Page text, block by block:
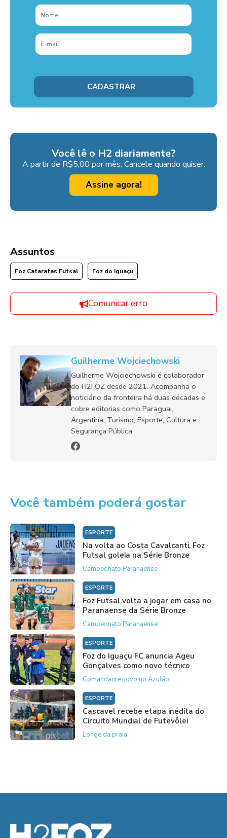
Você lê o H2 diariamente?
A partir de R$5,00 por mês. Cancele quando quiser.
Assine agora!
Assuntos
Foz Cataratas Futsal Foz do Iguaçu
Comunicar erro
Guilherme Wojciechowski
Guilherme Wojciechowski é colaborador
do H2FOZ desde 2021. Acompanha o
noticiário da fronteira há duas décadas e
cobre editorias como Paraguai,
Argentina, Turismo, Esporte, Cultura e
Segurança Pública.
Você também poderá gostar
ESPORTE
Na volta ao Costa Cavalcanti, Foz
Futsal goleia na Série Bronze
Campeonato Paranaense
ESPORTE
Foz Futsal volta a jogar em casa no
Paranaense da Série Bronze
Campeonato Paranaense
ESPORTE
Foz do Iguaçu FC anuncia Ageu
Gonçalves como novo técnico
Comandante novo no Azulão
ESPORTE
Cascavel recebe etapa inédita do
Circuito Mundial de Futevôlei
Longe da praia